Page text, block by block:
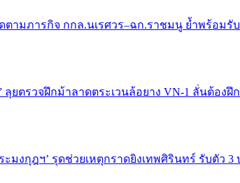
ามภารกิจ กกล.นเรศวร–ฉก.ราชมนู ย้ำพร้อม
ลุยตรวจฝึกม้าลาดตระเวนล้อยาง VN-1 ลั่นต้อง
มงกุฎฯ’ รุดช่วยเหตุกราดยิงเทพศิรินทร์ รับตัว 3